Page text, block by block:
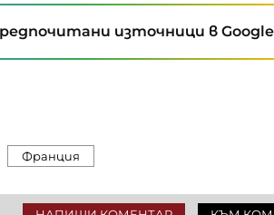
източници в Google
Франция